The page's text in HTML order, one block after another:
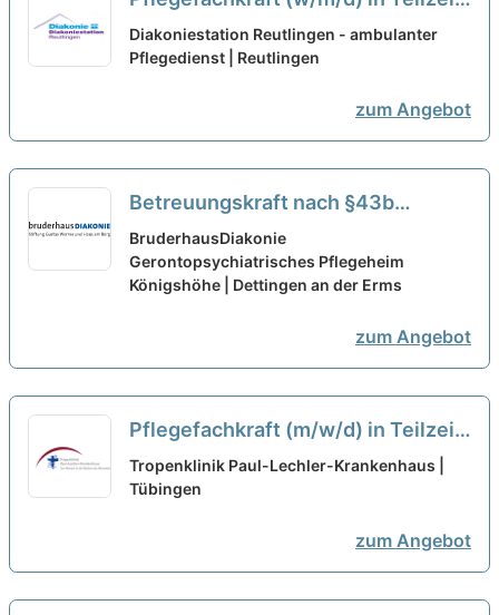
30% bis 60% - Steigen Sie mit ins
Team! neu
Diakoniestation Reutlingen - ambulanter
Pflegedienst | Reutlingen
zum Angebot
Betreuungskraft nach §43b
(w/m/d) in Teilzeit (max. 50%) -
Teil haben. Teil sein! neu
BruderhausDiakonie
Gerontopsychiatrisches Pflegeheim
Königshöhe | Dettingen an der Erms
zum Angebot
Pflegefachkraft (m/w/d) in Teilzeit
(50%) für eine
internistische/geriatrische Station
Tropenklinik Paul-Lechler-Krankenhaus |
Tübingen
zum Angebot